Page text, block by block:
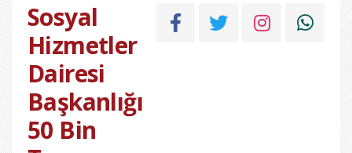
Sosyal
Hizmetler
Dairesi
Başkanlığı
50 Bin